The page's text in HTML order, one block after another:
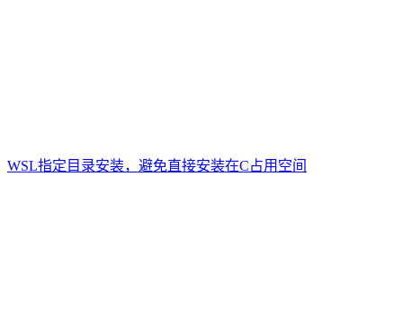
WSL指定目录安装，避免直接安装在C占用空间